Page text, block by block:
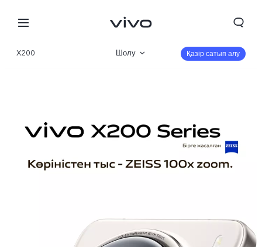
X200 Шолу Қазір сатып алу